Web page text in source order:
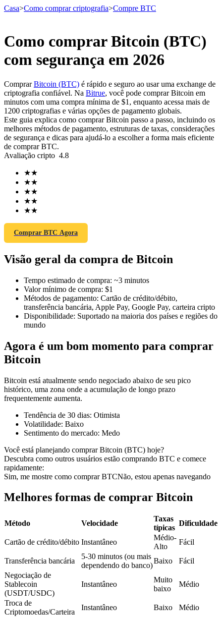
Futuros
Futuros de USDT
Futuros COIN-M
Futuros de criptomoeda
TradFi
Futuros de USDC
Futuros usando USDC como garantia
Copiar Trading
Junte-se aos principais traders
Casa>Como comprar criptografia>Compre BTC
Como comprar Bitcoin (BTC)
com segurança em 2026
ComprarBitcoin (BTC) é rápido e seguro ao usar uma exchange de
criptografia confiável. Na Bitrue, você pode comprar Bitcoin em
minutos com uma compra mínima de $1, enquanto acessa mais de
1200 criptografias e várias opções de pagamento globais.
Este guia explica como comprar Bitcoin passo a passo, incluindo os
melhores métodos de pagamento, estruturas de taxas, considerações
de segurança e dicas para ajudá-lo a escolher a forma mais eficiente
de comprar BTC.
Avaliação cripto 4.8
★★
★★
★★
★★
★★
Comprar BTC Agora
Visão geral da compra de Bitcoin
Tempo estimado de compra: ~3 minutos
Valor mínimo de compra: $1
Métodos de pagamento: Cartão de crédito/débito,
transferência bancária, Apple Pay, Google Pay, carteira cripto
Disponibilidade: Suportado na maioria dos países e regiões do
mundo
Agora é um bom momento para comprar
Bitcoin
Bitcoin está atualmente sendo negociado abaixo de seu pico
histórico, uma zona onde a acumulação de longo prazo
frequentemente aumenta.
Tendência de 30 dias: Otimista
Volatilidade: Baixo
Sentimento do mercado: Medo
Você está planejando comprar Bitcoin (BTC) hoje?
Descubra como outros usuários estão comprando BTC e comece
rapidamente:
Sim, me mostre como comprar BTCNão, estou apenas navegando
Melhores formas de comprar Bitcoin
Método Velocidade
Taxas
típicas
Dificuldade
Cartão de crédito/débito Instantâneo
Médio-
Alto
Fácil
Transferência bancária
5-30 minutos (ou mais
dependendo do banco)
Baixo
Fácil
Negociação de
Stablecoin
(USDT/USDC)
Instantâneo
Muito
baixo
Médio
Troca de
Criptomoedas/Carteira
Instantâneo Baixo Médio